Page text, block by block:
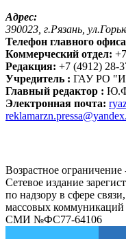
Адрес:
390023, г.Рязань,
Телефон главного
Коммерческий отдел:
Редакция: +7 (4912) 28-
Учредитель : ГАУ РО
Главный редактор :
Электронная почта:
Возрастное ограничение
Сетевое издание
по надзору в сфере
массовых коммуникаций
СМИ №ФС77-64106